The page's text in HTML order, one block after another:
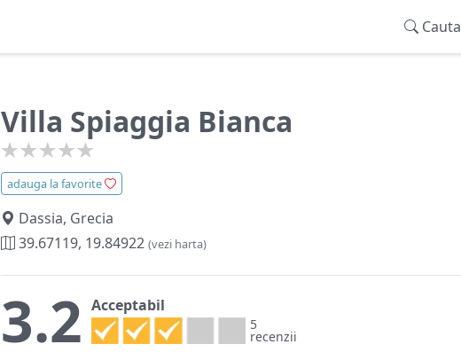
Cauta
Villa Spiaggia Bianca
adauga la favorite
Dassia, Grecia
39.67119, 19.84922 (vezi harta)
3.2 Acceptabil
5
recenzii